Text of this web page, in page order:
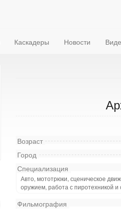
Каскадеры Новости
Возраст
Город
Специализация
Авто, мототрюки, сценическое
оружием, работа с пиротехникой
Фильмография